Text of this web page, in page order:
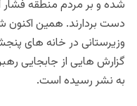
شده و بر مردم منطقه فشار
دست بردارند. همین اکنون
وزیرستانی در خانه های
گزارش هایی از جابجایی
به نشر رسیده است.